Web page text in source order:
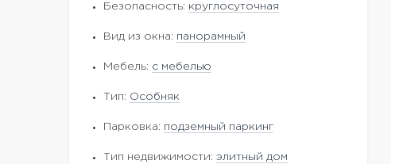
Безопасность: круглосуточная
Вид из окна: панорамный
Мебель: с мебелью
Тип: Особняк
Парковка: подземный паркинг
Тип недвижимости: элитный дом